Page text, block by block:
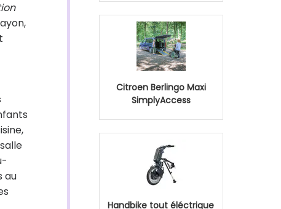
au
Citroen Berlingo Maxi
SimplyAccess
Handbike tout éléctrique